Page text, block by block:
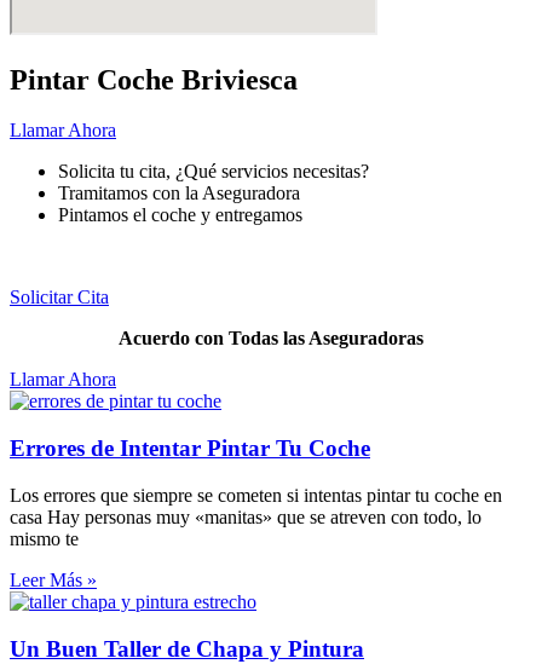
Pintar Coche Briviesca
Llamar Ahora
Solicita tu cita, ¿Qué servicios necesitas?
Tramitamos con la Aseguradora
Pintamos el coche y entregamos
Solicitar Cita
Acuerdo con Todas las Aseguradoras
Llamar Ahora
Errores de Intentar Pintar Tu Coche
Los errores que siempre se cometen si intentas pintar tu coche en
casa Hay personas muy «manitas» que se atreven con todo, lo
mismo te
Leer Más »
Un Buen Taller de Chapa y Pintura